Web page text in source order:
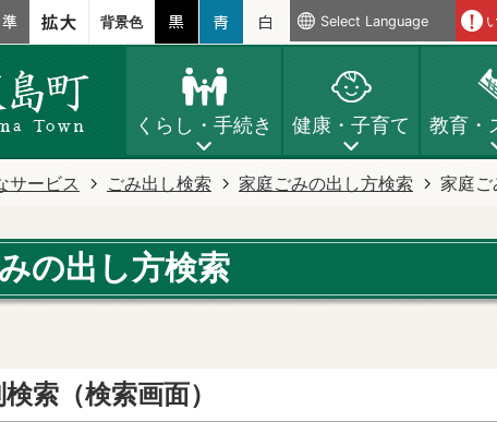
背景色 Select Language
くらし・手続き 健康・子育て 教育・
サービス ごみ出し検索 家庭ごみの出し方検索 家庭ご
の出し方検索
検索 （検索画面）